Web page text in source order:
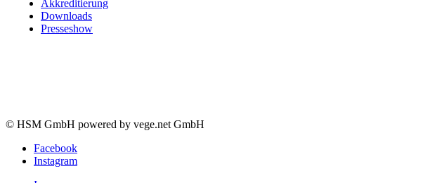
Akkreditierung
Downloads
Presseshow
© HSM GmbH powered by vege.net GmbH
Facebook
Instagram